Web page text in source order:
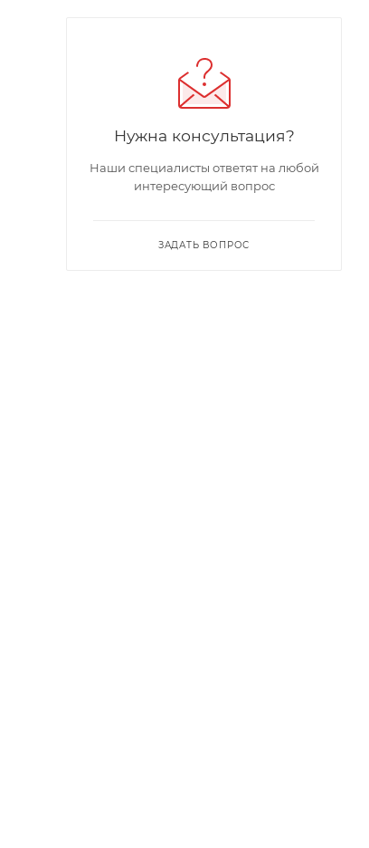
Нужна консультация?
Наши специалисты ответят на любой
интересующий вопрос
ЗАДАТЬ ВОПРОС